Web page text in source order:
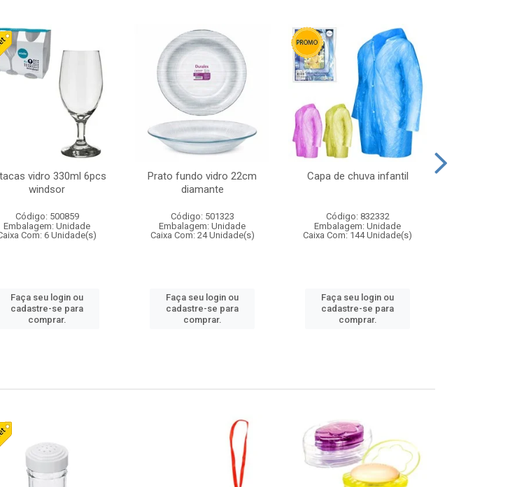
vidro 330ml 6pcs
windsor
Código: 500859
Embalagem: Unidade
Com: 6 Unidade(s)
Faça seu login ou
cadastre-se para
comprar.
Prato fundo vidro 22cm
diamante
Código: 501323
Embalagem: Unidade
Caixa Com: 24 Unidade(s)
Faça seu login ou
cadastre-se para
comprar.
Capa de chuva infantil
Código: 832332
Embalagem: Unidade
Caixa Com: 144 Unidade(s)
Faça seu login ou
cadastre-se para
comprar.